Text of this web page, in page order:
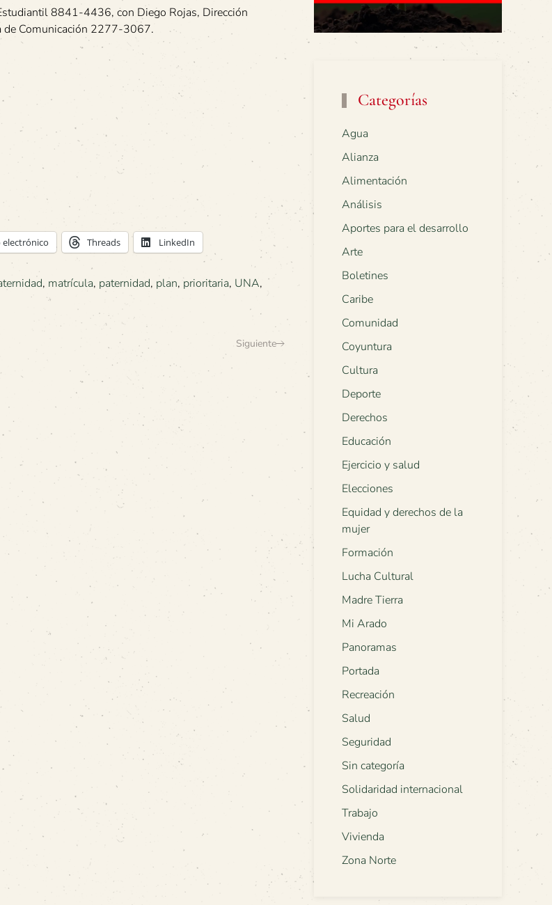
8841-4436, con Diego Rojas, Dirección
Comunicación 2277-3067.
electrónico Threads LinkedIn
, matrícula, paternidad, plan, prioritaria, UNA,
Siguiente
Categorías
Agua
Alianza
Alimentación
Análisis
Aportes para el desarrollo
Arte
Boletines
Caribe
Comunidad
Coyuntura
Cultura
Deporte
Derechos
Educación
Ejercicio y salud
Elecciones
Equidad y derechos de la
mujer
Formación
Lucha Cultural
Madre Tierra
Mi Arado
Panoramas
Portada
Recreación
Salud
Seguridad
Sin categoría
Solidaridad internacional
Trabajo
Vivienda
Zona Norte